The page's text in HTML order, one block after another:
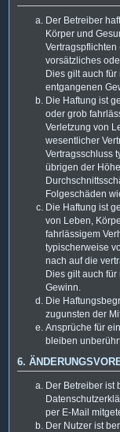
Der Betreiber
Körper und
vorsätzliches
Dies gilt auch
entgangenen
Die Haftung ist
oder grob
Verletzung von
wesentlicher
Vertragsschluss
übrigen der
Folgeschäden
Die Haftung ist
von Leben,
fahrlässigem
typischerweise
nach auf die
Dies gilt auch
Gewinn.
Die
zugunsten der
Ansprüche für
bleiben
6.
Der Betreiber ist
per E-Mail
Der Nutzer ist